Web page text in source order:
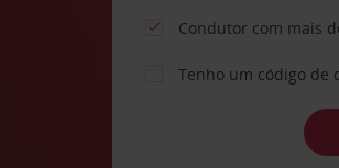
Condutor com mais
Tenho um código de